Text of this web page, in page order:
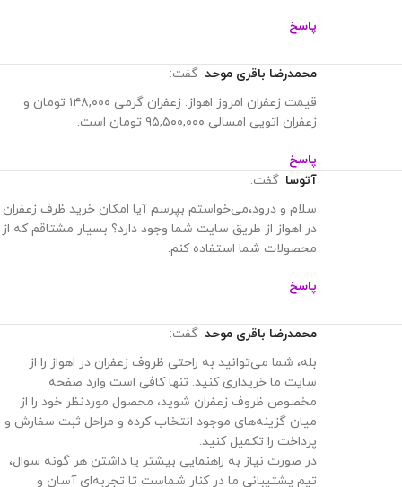
پاسخ
محمدرضا باقری موحد گفت:
قیمت زعفران امروز اهواز: زعفران گرمی ۱۴۸,۰۰۰ تومان و
زعفران اتویی امسالی ۹۵,۵۰۰,۰۰۰ تومان است.
پاسخ
آتوسا گفت:
سلام و درود،می‌خواستم بپرسم آیا امکان خرید ظرف زعفران
در اهواز از طریق سایت شما وجود دارد؟ بسیار مشتاقم که از
محصولات شما استفاده کنم.
پاسخ
محمدرضا باقری موحد گفت:
بله، شما می‌توانید به راحتی ظروف زعفران در اهواز را از
سایت ما خریداری کنید. تنها کافی است وارد صفحه
مخصوص ظروف زعفران شوید، محصول موردنظر خود را از
میان گزینه‌های موجود انتخاب کرده و مراحل ثبت سفارش و
پرداخت را تکمیل کنید.
در صورت نیاز به راهنمایی بیشتر یا داشتن هر گونه سوال،
تیم پشتیبانی ما در کنار شماست تا تجربه‌ای آسان و